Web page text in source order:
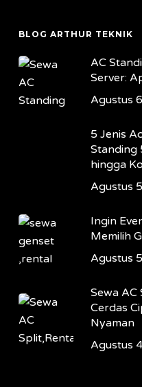
BLOG ARTHUR TEKNIK
AC
Server:
Agustus
5 Jenis
Standing
hingga
Agustus
Ingin
Memilih
Agustus
Sewa AC
Cerdas
Nyaman
Agustus